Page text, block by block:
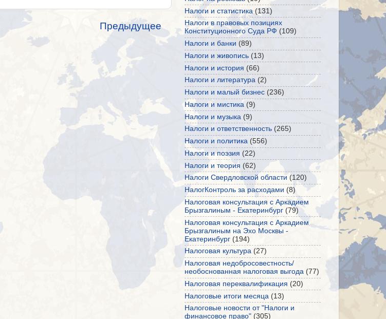
Предыдущее
Налоги и статистика (131)
Налоги в правовых позициях
Конституционного Суда РФ (109)
Налоги и банки (89)
Налоги и живопись (13)
Налоги и история (66)
Налоги и литература (2)
Налоги и малый бизнес (236)
Налоги и мистика (9)
Налоги и музыка (9)
Налоги и ответственность (265)
Налоги и политика (556)
Налоги и поэзия (22)
Налоги и теория (62)
Налоги Свердловской области (120)
НалогКонтроль за расходами (8)
Налоговая консультация с Аркадием
Брызгалиным - Екатеринбург (79)
Налоговая консультация с Аркадием
Брызгалиным на Эхо Москвы -
Екатеринбург (194)
Налоговая культура (27)
Налоговая недобросовестность/
необоснованная налоговая выгода (77)
Налоговая переквалификация (20)
Налоговые итоги месяца (13)
Налоговые новости от "Налоги и
финансовое право" (305)